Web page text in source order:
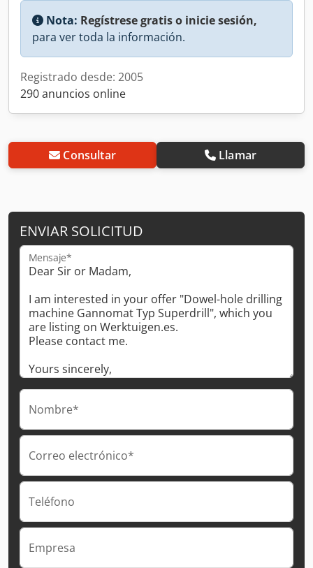
Nota: Regístrese gratis o inicie sesión,
para ver toda la información.
Registrado desde: 2005
290 anuncios online
Consultar Llamar
ENVIAR SOLICITUD
Mensaje*
Nombre*
Correo electrónico*
Teléfono
Empresa